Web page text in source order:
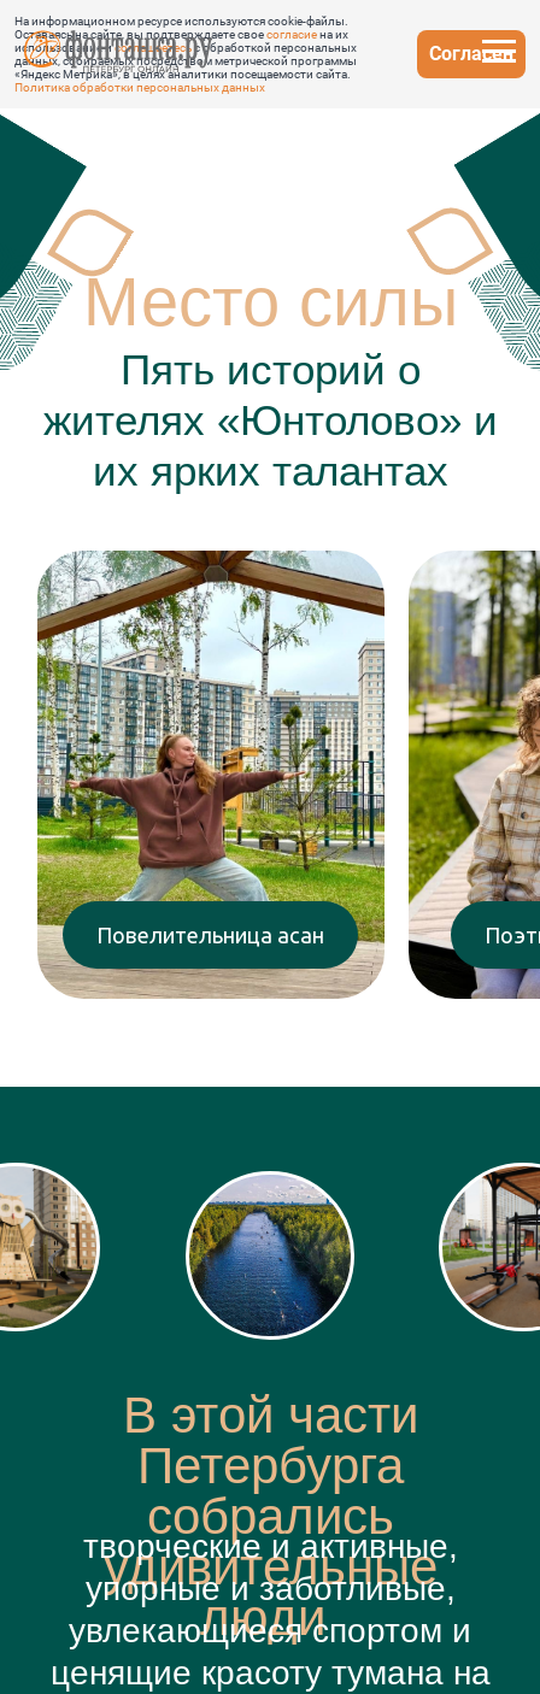
На информационном ресурсе используются cookie-файлы.
Оставаясь на сайте, вы подтверждаете своесогласиена их
использование исоглашаетесьс обработкой персональных
данных, собираемых посредством метрической программы
«Яндекс Метрика», в целях аналитики посещаемости сайта.
Политика обработки персональных данных
Согласен
Пять историй о
жителях «Юнтолово» и
их ярких талантах
Место силы
Повелительница асан Поэтическая мама